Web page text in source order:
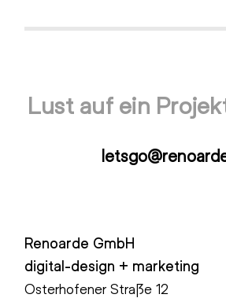
Lust auf ein
Renoarde GmbH
digital-design + marketing
Osterhofener Straße 12